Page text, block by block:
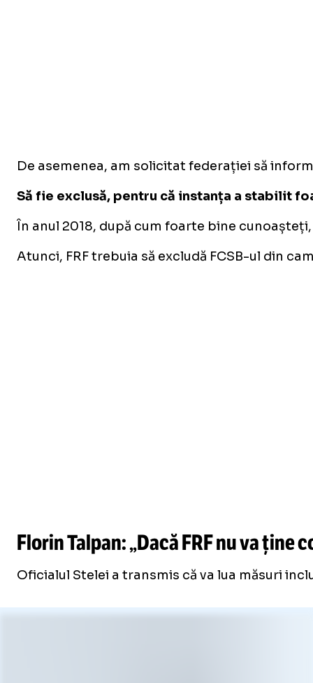
De asemenea, am solicitat federației să
Să fie exclusă, pentru că instanța a stabilit
În anul 2018, după cum foarte bine
Atunci, FRF trebuia să excludă FCSB-ul din
Florin Talpan: „Dacă FRF nu va ține
Oficialul Stelei a transmis că va lua măsuri